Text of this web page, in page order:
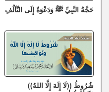
حَجَّةُ النَّبِيِّ ﷺ وَدَعْوَةٌ إِلَى التَّآلُفِ
شُرُوطُ ((لَا إِلَهَ إِلَّا اللهُ))